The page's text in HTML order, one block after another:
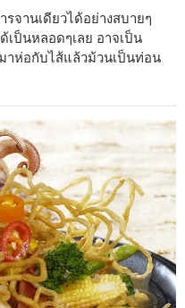
รจานเดียวได้อย่างสบายๆ
ป็นหลอดๆเลย อาจเป็น
าห่อกับไส้แล้วม้วนเป็นท่อน